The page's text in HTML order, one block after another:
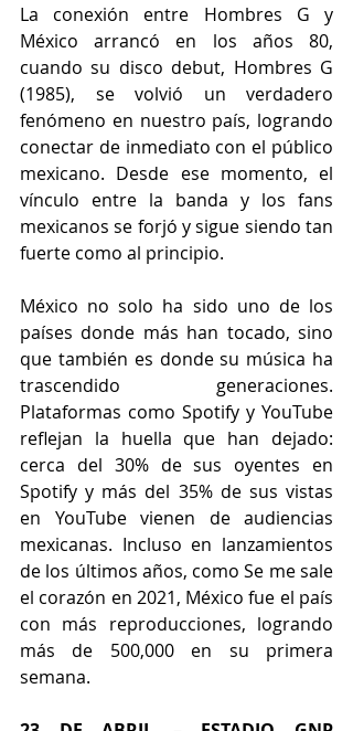
La conexión entre Hombres G y
México arrancó en los años 80,
cuando su disco debut, Hombres G
(1985), se volvió un verdadero
fenómeno en nuestro país, logrando
conectar de inmediato con el público
mexicano. Desde ese momento, el
vínculo entre la banda y los fans
mexicanos se forjó y sigue siendo tan
fuerte como al principio.
México no solo ha sido uno de los
países donde más han tocado, sino
que también es donde su música ha
trascendido generaciones.
Plataformas como Spotify y YouTube
reflejan la huella que han dejado:
cerca del 30% de sus oyentes en
Spotify y más del 35% de sus vistas
en YouTube vienen de audiencias
mexicanas. Incluso en lanzamientos
de los últimos años, como Se me sale
el corazón en 2021, México fue el país
con más reproducciones, logrando
más de 500,000 en su primera
semana.